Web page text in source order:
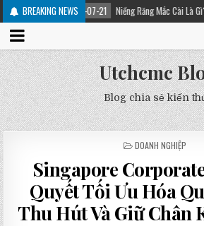
BREAKING NEWS
07-21 Niềng Răng Mắc Cài Là Gì? Các Loại Mắc
Utchcmc
Blog chia sẻ kiến
POSTED
DOANH NGHIỆP
Singapore
Quyết Tối Ưu Hóa
Thu Hút Và Giữ Chân